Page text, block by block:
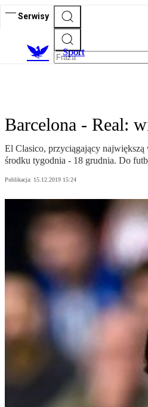
Serwisy
Sport
Barcelona - Real:
El Clasico, przyciągający
środku tygodnia - 18 grudnia. Do
Publikacja: 15.12.2019 15:24